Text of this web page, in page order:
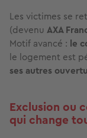
Les victimes se
(devenu AXA
Motif avancé : le
le logement est
ses autres
Exclusion ou
qui change